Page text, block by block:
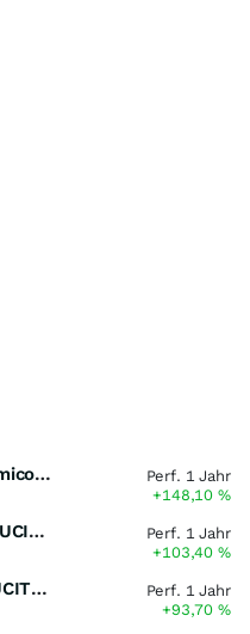
iShares MSCI Global Semiconductors UCITS ETF USD (Acc)
Perf. 1 Jahr
+148,10%
Global X Copper Miners UCITS ETF USD Acc
Perf. 1 Jahr
+103,40%
iShares Copper Miners UCITS ETF
Perf. 1 Jahr
+93,70%